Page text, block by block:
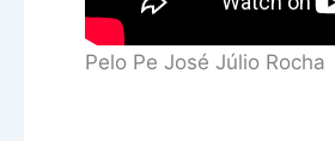
Pelo Pe José Júlio Rocha